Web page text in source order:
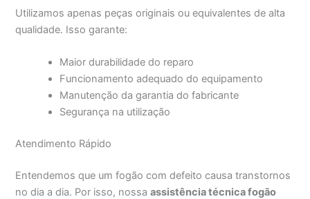
Utilizamos apenas peças originais ou equivalentes de alta
qualidade. Isso garante:
Maior durabilidade do reparo
Funcionamento adequado do equipamento
Manutenção da garantia do fabricante
Segurança na utilização
Atendimento Rápido
Entendemos que um fogão com defeito causa transtornos
no dia a dia. Por isso, nossaassistência técnica fogão